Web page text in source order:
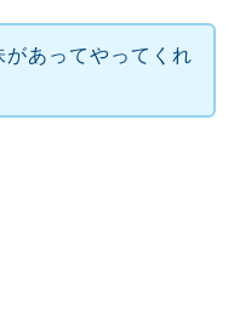
あってやってくれ